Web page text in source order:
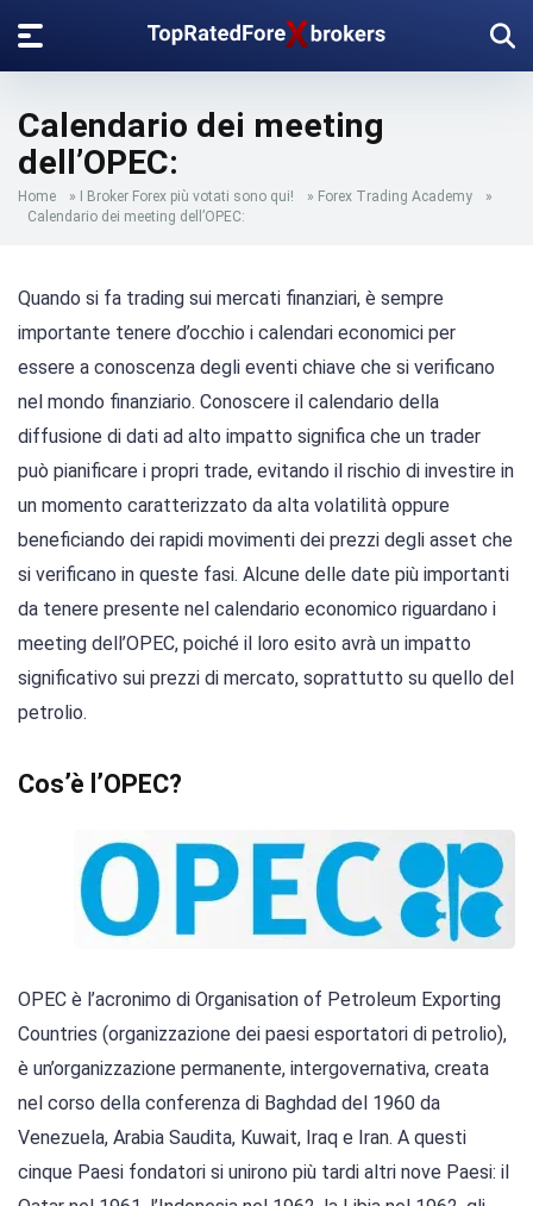
Calendario dei meeting
dell’OPEC:
Home » I Broker Forex più votati sono qui! » Forex Trading Academy
»
Calendario dei meeting dell’OPEC:
Quando si fa trading sui mercati finanziari, è sempre
importante tenere d’occhio i calendari economici per
essere a conoscenza degli eventi chiave che si verificano
nel mondo finanziario. Conoscere il calendario della
diffusione di dati ad alto impatto significa che un trader
può pianificare i propri trade, evitando il rischio di investire in
un momento caratterizzato da alta volatilità oppure
beneficiando dei rapidi movimenti dei prezzi degli asset che
si verificano in queste fasi. Alcune delle date più importanti
da tenere presente nel calendario economico riguardano i
meeting dell’OPEC, poiché il loro esito avrà un impatto
significativo sui prezzi di mercato, soprattutto su quello del
petrolio.
Cos’è l’OPEC?
OPEC è l’acronimo di Organisation of Petroleum Exporting
Countries (organizzazione dei paesi esportatori di petrolio),
è un’organizzazione permanente, intergovernativa, creata
nel corso della conferenza di Baghdad del 1960 da
Venezuela, Arabia Saudita, Kuwait, Iraq e Iran. A questi
cinque Paesi fondatori si unirono più tardi altri nove Paesi: il